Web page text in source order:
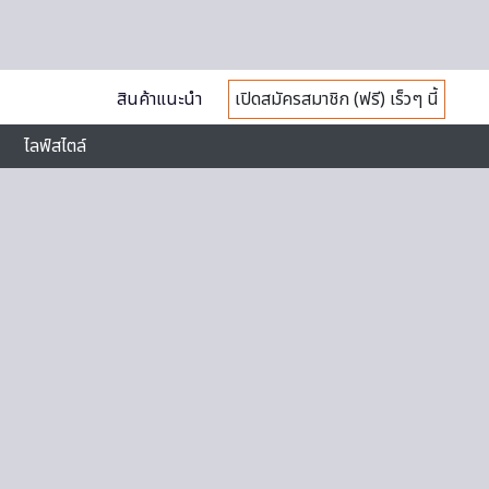
สินค้าแนะนำ
เปิดสมัครสมาชิก (ฟรี) เร็วๆ นี้
ไลฟ์สไตล์